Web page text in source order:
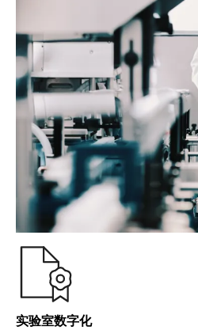
行业洞察
投资者关系与新闻
加入我们
关于我们
实验室数字化